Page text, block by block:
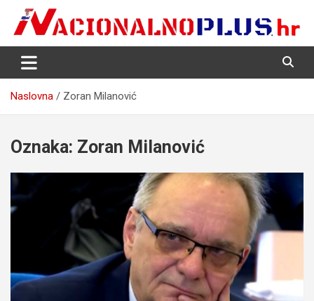
content
NacionalnoPlus.hr
Nacija želi znati više
Naslovna Zoran Milanović
Oznaka: Zoran Milanović